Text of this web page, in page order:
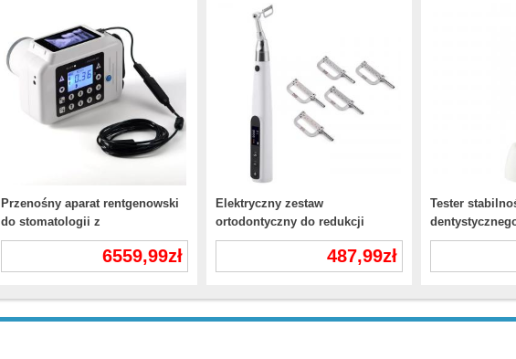
Przenośny aparat rentgenowski
do stomatologii z
wewnątrzustnym zestawem
czujników rentgenowskich RVG
6559,99zł
Elektryczny zestaw
ortodontyczny do redukcji
międzyzębowej IPR z 5 paskami
487,99zł
Tester
pomiarowe